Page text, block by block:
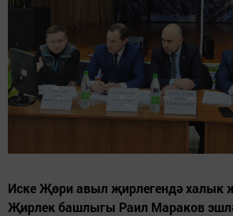
Иске Җөри авыл җирлегендә
Җирлек башлыгы Раил Мараков